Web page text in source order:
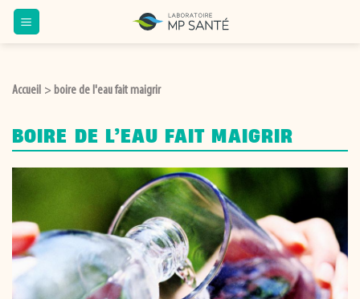
Passer
au
Accueil > boire de l'eau fait maigrir
BOIRE DE L’EAU FAIT MAIGRIR